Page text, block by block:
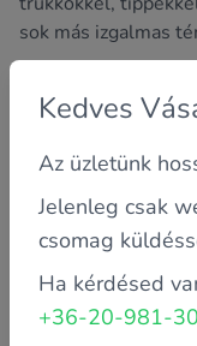
sok más izgalmas
Mit tegyél,
Kedves
Az üzletünk
Jelenleg csak
csomag
Ha kérdésed
+36-20-981-